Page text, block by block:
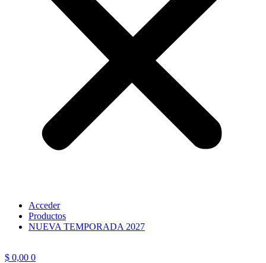
Acceder
Productos
NUEVA TEMPORADA 2027
$ 0,00 0